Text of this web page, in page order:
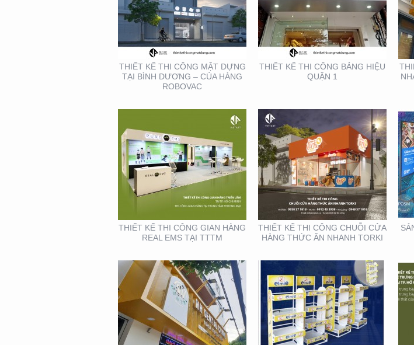
THIẾT KẾ THI CÔNG MẶT DỰNG
TẠI BÌNH DƯƠNG – CỦA HÀNG
ROBOVAC
THIẾT KẾ THI CÔNG BẢNG HIỆU
QUẬN 1
THIẾT KẾ THI CÔNG
GIAN HÀNG REAL EMS
TẠI TTTM
THIẾT KẾ THI CÔNG GIAN HÀNG
REAL EMS TẠI TTTM
THIẾT KẾ THI CÔNG
CHUỖI CỬA HÀNG
THỨC ĂN NHANH TORKI
THIẾT KẾ THI CÔNG CHUỖI CỬA
HÀNG THỨC ĂN NHANH TORKI
THIẾT KẾ- THI CÔNG
BẢNG HIỆU ” NHA KHOA
NH
THIẾT KẾ SẢN XUẤT KỆ
TRƯNG BÀY ĐẠI LÝ TẠI
TP. HỒ CHÍ MINH
THIẾT KẾ THI CÔNG XE
BÁN HÀNG LƯU ĐỘNG
THIẾT KẾ SẢN XUẤT TỜ
RƠI TOYOTA